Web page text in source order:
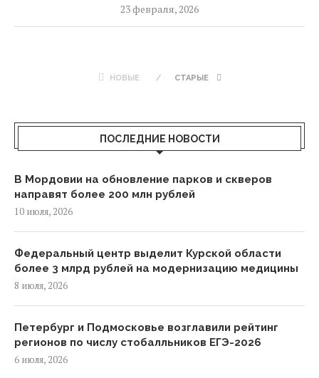
23 февраля, 2026
НОВЫЕ СТАРЫЕ
ПОСЛЕДНИЕ НОВОСТИ
В Мордовии на обновление парков и скверов
направят более 200 млн рублей
10 июля, 2026
Федеральный центр выделит Курской области
более 3 млрд рублей на модернизацию медицины
8 июля, 2026
Петербург и Подмосковье возглавили рейтинг
регионов по числу стобалльников ЕГЭ-2026
6 июля, 2026